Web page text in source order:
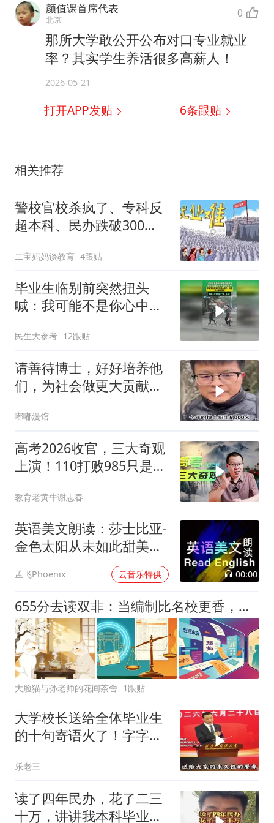
颜值课首席代表
北京 0
那所大学敢公开公布对口专业就业
率？其实学生养活很多高薪人！
2026-05-21
打开APP发贴 6条跟贴
相关推荐
警校官校杀疯了、专科反
超本科、民办跌破300
相：选校逻辑彻底变了
二宝妈妈谈教育 4跟贴
毕业生临别前突然扭头
喊：我可能不是你心中最
心中最好的老师
民生大参考 12跟贴
请善待博士，好好培养他
们，为社会做更大贡献，
嘟嘟漫馆
高考2026收官，三大奇观
上演！110打败985只是其
教育老黄牛谢志春
英语美文朗读：莎士比亚-
金色太阳从未如此甜美吻
孟飞Phoenix 云音乐特供 00:00
655分去读双非：当编制比名校更香，高考志愿的逻辑变天了
大脸猫与孙老师的花间茶舍 1跟贴
大学校长送给全体毕业生
的十句寄语火了！字字恳
乐老三
读了四年民办，花了二三
十万，讲讲我本科毕业都